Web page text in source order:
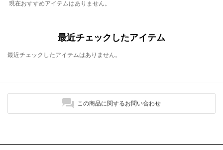
現在おすすめアイテムはありません。
最近チェックしたアイテム
最近チェックしたアイテムはありません。
この商品に関するお問い合わせ